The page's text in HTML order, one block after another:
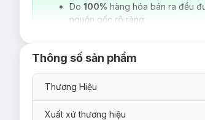
Do 100% hàng hóa bán ra đều
nguồn gốc rõ ràng.
Thông số sản phẩm
Thương Hiệu
Xuất xứ thương hiệu